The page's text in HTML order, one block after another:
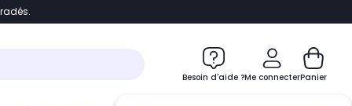
Accéder directement au chatbot
Besoin d'aide ?Me connecterPanier